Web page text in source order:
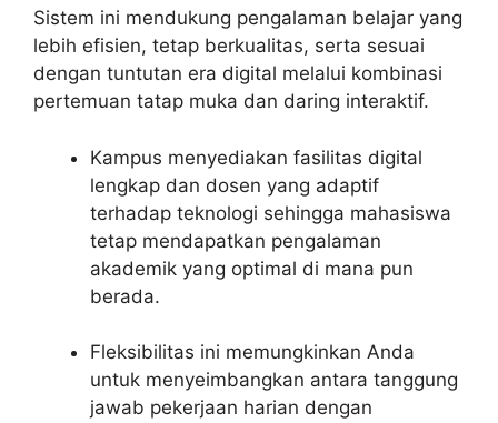
Sistem ini mendukung pengalaman belajar yang
lebih efisien, tetap berkualitas, serta sesuai
dengan tuntutan era digital melalui kombinasi
pertemuan tatap muka dan daring interaktif.
Kampus menyediakan fasilitas digital
lengkap dan dosen yang adaptif
terhadap teknologi sehingga mahasiswa
tetap mendapatkan pengalaman
akademik yang optimal di mana pun
berada.
Fleksibilitas ini memungkinkan Anda
untuk menyeimbangkan antara tanggung
jawab pekerjaan harian dengan